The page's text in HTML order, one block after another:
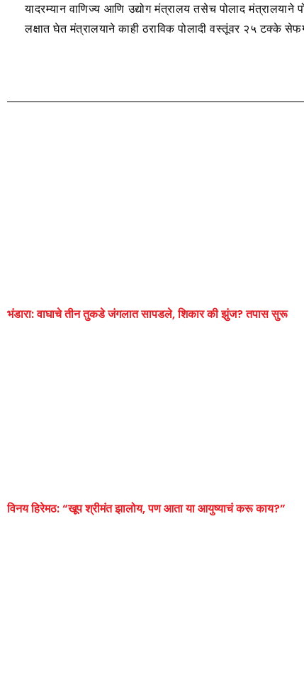
यादरम्यान वाणिज्य आणि उद्योग मंत्रालय तसेच पोलाद मंत्रालयाने
लक्षात घेत मंत्रालयाने काही ठराविक पोलादी वस्तूंवर २५ टक्के
भंडारा: वाघाचे तीन तुकडे जंगलात सापडले, शिकार की झुंज? तपास सुरू
विनय हिरेमठ: “खूप श्रीमंत झालोय, पण आता या आयुष्याचं करू काय?”